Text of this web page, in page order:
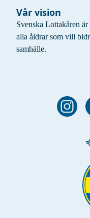
Vår vision
Svenska Lottakåren
alla åldrar som vill
samhälle.